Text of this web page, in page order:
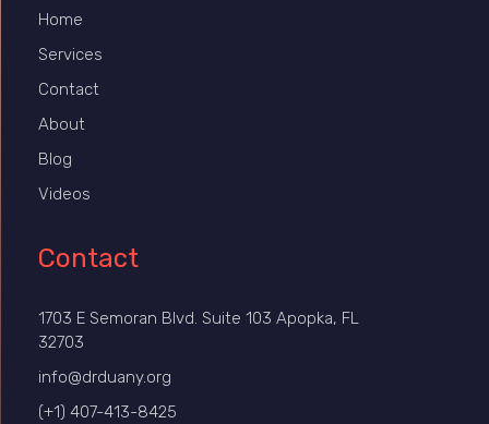
Home
Services
Contact
About
Blog
Videos
Contact
1703 E Semoran Blvd. Suite 103 Apopka, FL
32703
info@drduany.org
(+1) 407-413-8425